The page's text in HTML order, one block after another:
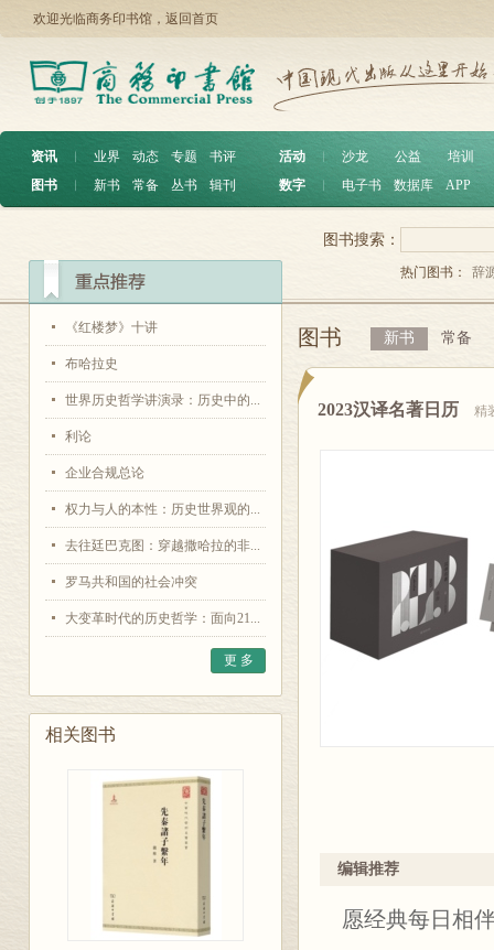
欢迎光临商务印书馆， 返回首页
资讯 ︱ 业界 动态 专题
书评
图书
︱ 新书 常备 丛书 辑刊
活动 沙龙 公益
培训
数字
电子书 数据库 APP
《红楼梦》十讲
布哈拉史
世界历史哲学讲演录：历史中的...
利论
企业合规总论
权力与人的本性：历史世界观的...
去往廷巴克图：穿越撒哈拉的非...
罗马共和国的社会冲突
大变革时代的历史哲学：面向21...
更 多
相关图书
图书搜索：
热门图书： 辞
图书 新书 常备
2023汉译名著日历 精
编辑推荐
愿经典每日相